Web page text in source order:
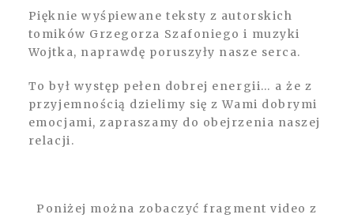
Pięknie wyśpiewane teksty z autorskich
tomików Grzegorza Szafoniego i muzyki
Wojtka, naprawdę poruszyły nasze serca.
To był występ pełen dobrej energii… a że z
przyjemnością dzielimy się z Wami dobrymi
emocjami, zapraszamy do obejrzenia naszej
relacji.
Poniżej można zobaczyć fragment video z